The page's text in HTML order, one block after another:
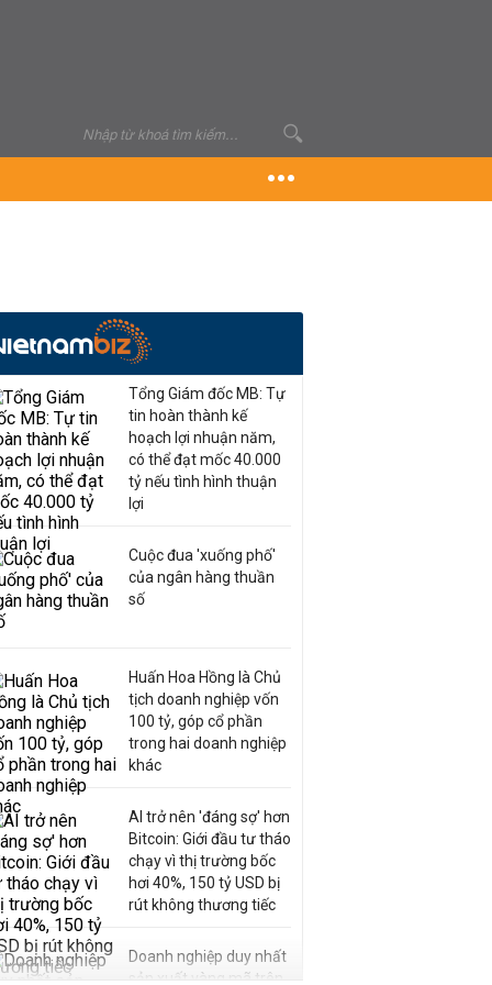
Tổng Giám đốc MB: Tự
tin hoàn thành kế
hoạch lợi nhuận năm,
có thể đạt mốc 40.000
tỷ nếu tình hình thuận
lợi
Cuộc đua 'xuống phố'
của ngân hàng thuần
số
Huấn Hoa Hồng là Chủ
tịch doanh nghiệp vốn
100 tỷ, góp cổ phần
trong hai doanh nghiệp
khác
AI trở nên 'đáng sợ' hơn
Bitcoin: Giới đầu tư tháo
chạy vì thị trường bốc
hơi 40%, 150 tỷ USD bị
rút không thương tiếc
Doanh nghiệp duy nhất
sản xuất vàng mã trên